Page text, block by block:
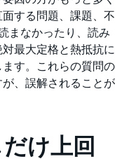
する問題、課題、不
まなかったり、読み
最大定格と熱抵抗に
す。これらの質問の
、誤解されることが
け上回